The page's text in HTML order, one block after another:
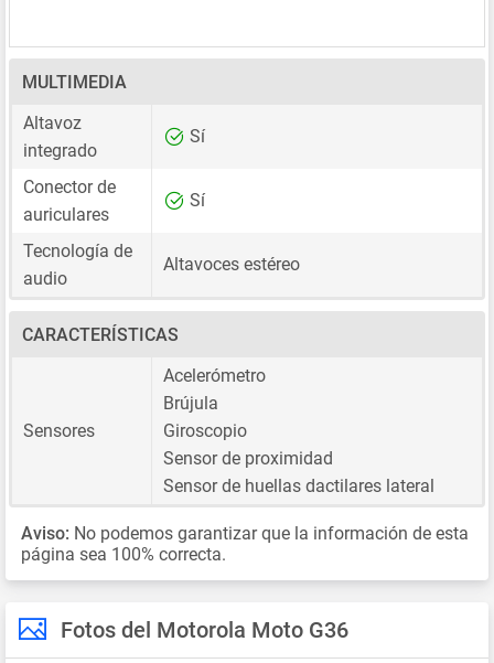
MULTIMEDIA
Altavoz
integrado
Sí
Conector de
auriculares
Sí
Tecnología de
audio
Altavoces estéreo
CARACTERÍSTICAS
Sensores
Acelerómetro
Brújula
Giroscopio
Sensor de proximidad
Sensor de huellas dactilares lateral
Aviso: No podemos garantizar que la información de esta
página sea 100% correcta.
Fotos del Motorola Moto G36